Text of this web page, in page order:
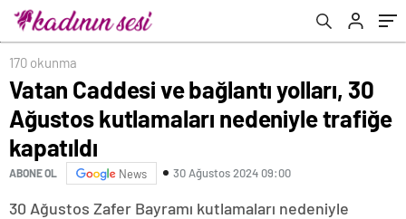
kapatıldı
170 okunma
Vatan Caddesi ve bağlantı yolları, 30
Ağustos kutlamaları nedeniyle trafiğe
kapatıldı
ABONE OL News 30 Ağustos 2024 09:00
30 Ağustos Zafer Bayramı kutlamaları nedeniyle